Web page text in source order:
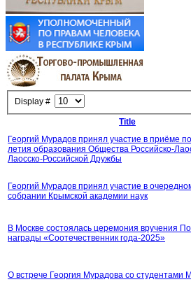
Display #
Title
Георгий Мурадов принял участие в приёме
летия образования Общества Российско-
Лаосско-Российской Дружбы
Георгий Мурадов принял участие в
собрании Крымской академии наук
В Москве состоялась церемония вручения
награды «Соотечественник года-2025»
О встрече Георгия Мурадова со